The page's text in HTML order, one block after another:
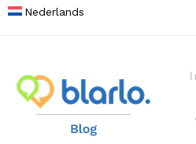
Nederlands
B